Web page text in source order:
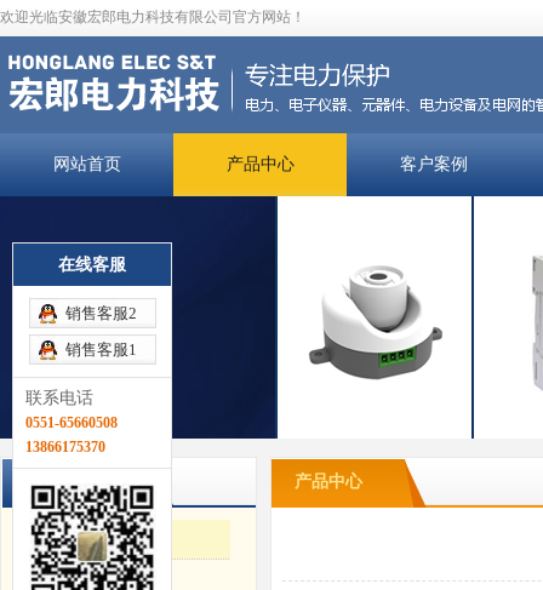
欢迎光临安徽宏郎电力科技有限公司官方网站！
网站首页 产品中心 客户案例
产品分类
电弧光保护装置
智能电缆防爆装置
产品中心
在线客服
销售客服2
销售客服1
联系电话
0551-65660508
13866175370